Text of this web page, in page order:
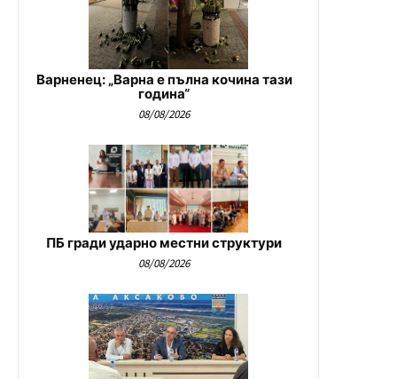
Варненец: „Варна е пълна кочина тази
година“
08/08/2026
ПБ гради ударно местни структури
08/08/2026